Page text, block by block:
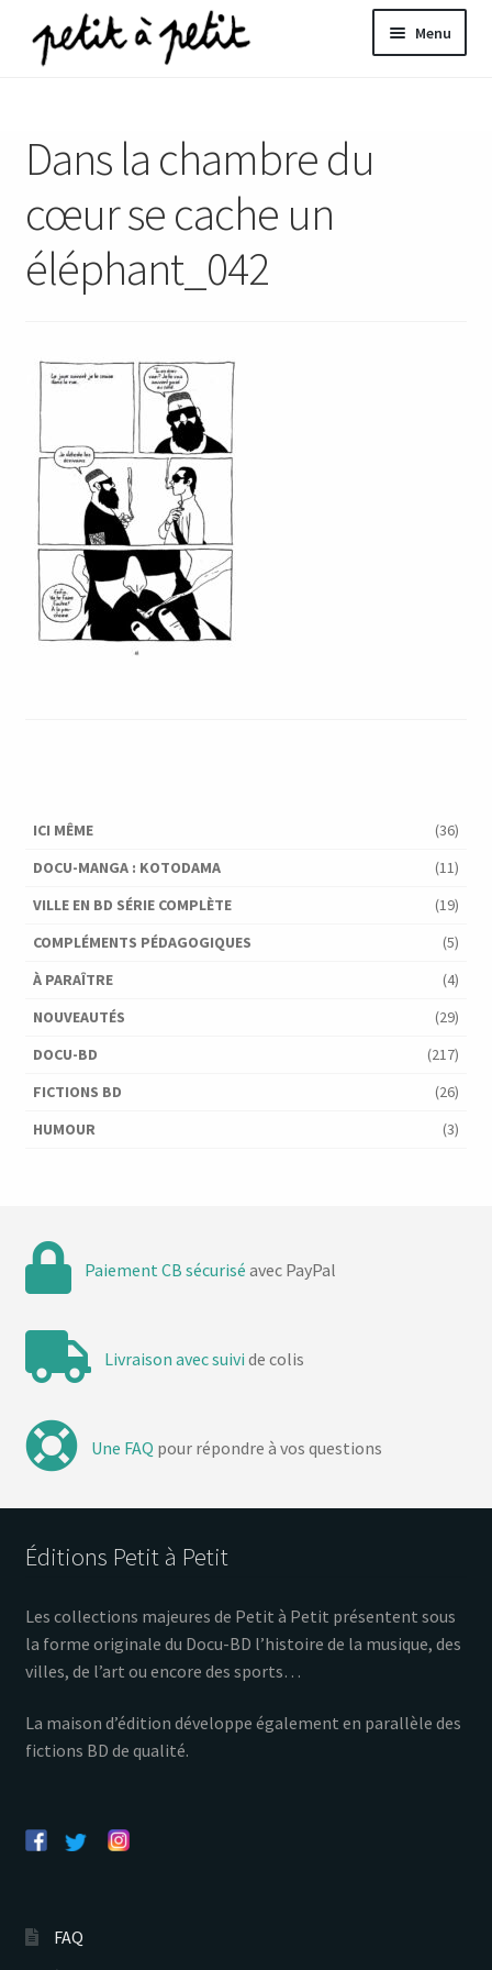
Aller
à
Aller
au
Menu
Dans la chambre du
cœur se cache un
éléphant_042
ICI MÊME
(36)
DOCU-MANGA : KOTODAMA
(11)
VILLE EN BD SÉRIE COMPLÈTE
(19)
COMPLÉMENTS PÉDAGOGIQUES
(5)
À PARAÎTRE
(4)
NOUVEAUTÉS
(29)
DOCU-BD
(217)
FICTIONS BD
(26)
HUMOUR
(3)
Paiement CB sécurisé avec PayPal
Livraison avec suivi de colis
Une FAQ pour répondre à vos questions
Éditions Petit à Petit
Les collections majeures de Petit à Petit présentent sous
la forme originale du Docu-BD l’histoire de la musique, des
villes, de l’art ou encore des sports…
La maison d’édition développe également en parallèle des
fictions BD de qualité.
FAQ